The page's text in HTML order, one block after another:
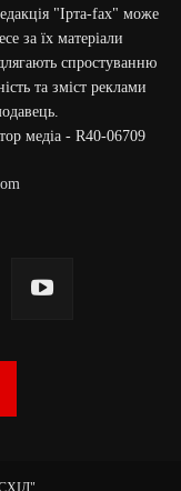
"Ірта-fax" може
за їх матеріали
спростуванню
та зміст реклами
медіа - R40-06709